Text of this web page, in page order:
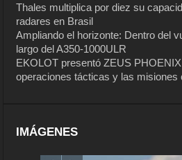
Thales multiplica por diez su
radares en Brasil
Ampliando el horizonte: Dentro del
largo del A350-1000ULR
EKOLOT presentó ZEUS
operaciones tácticas y las misiones
IMÁGENES